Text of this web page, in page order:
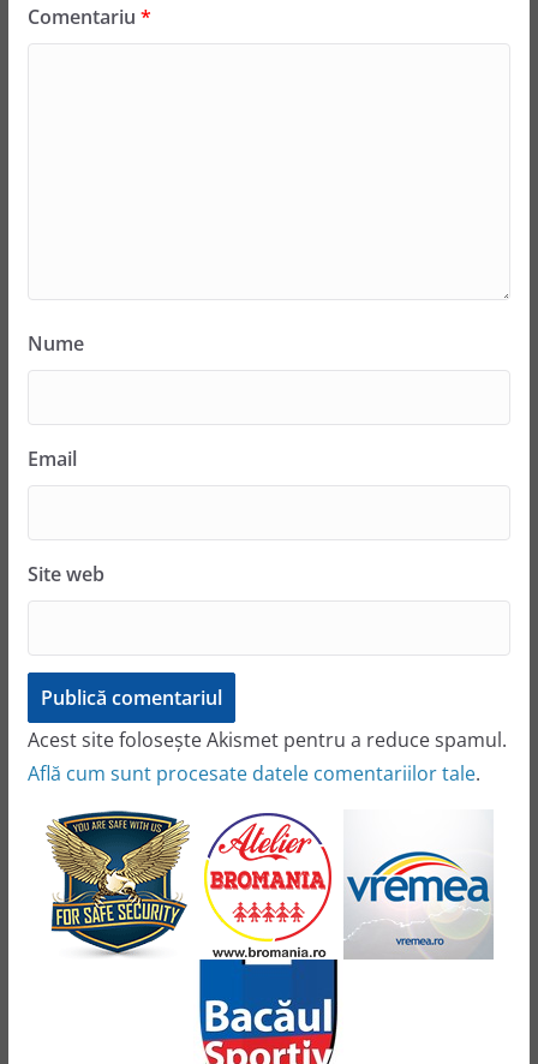
Comentariu *
Nume
Email
Site web
Acest site folosește Akismet pentru a reduce spamul.
Află cum sunt procesate datele comentariilor tale.